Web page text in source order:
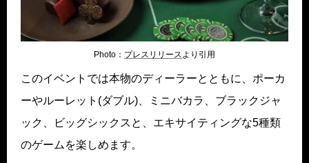
Photo： プレスリリ ースより引用
このイベントでは本物のディーラーとともに、ポーカ
ーやルーレット(ダブル)、ミニバカラ、ブラックジャ
ック、ビッグシックスと、エキサイティングな5種類
のゲームを楽しめます。